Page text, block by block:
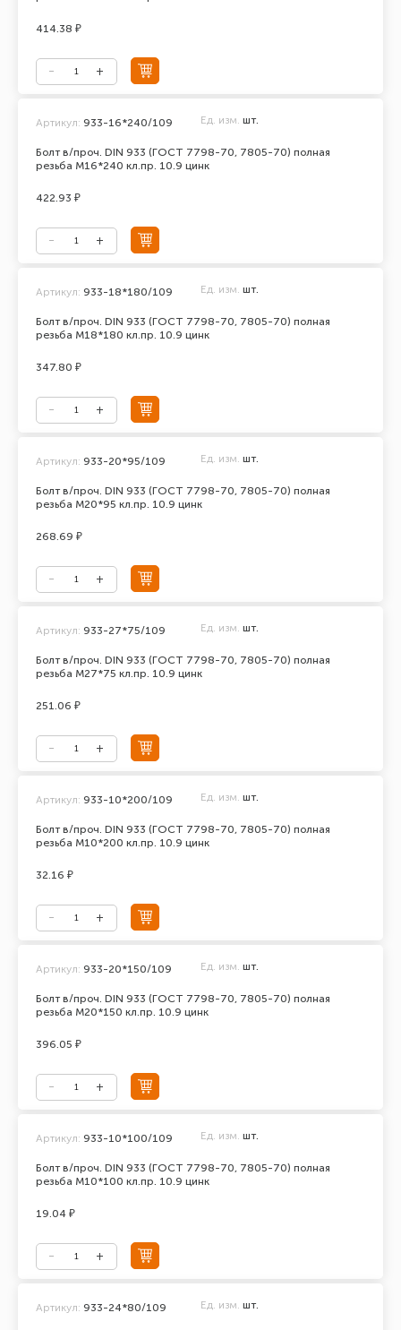
414.38 ₽
Болт в/проч. DIN 933 (ГОСТ 7798-70, 7805-70) полная
резьба М16*240 кл.пр. 10.9 цинк
Артикул: 933-16*240/109 Ед. изм. шт.
422.93 ₽
Болт в/проч. DIN 933 (ГОСТ 7798-70, 7805-70) полная
резьба М18*180 кл.пр. 10.9 цинк
Артикул: 933-18*180/109 Ед. изм. шт.
347.80 ₽
Болт в/проч. DIN 933 (ГОСТ 7798-70, 7805-70) полная
резьба М20*95 кл.пр. 10.9 цинк
Артикул: 933-20*95/109 Ед. изм. шт.
268.69 ₽
Болт в/проч. DIN 933 (ГОСТ 7798-70, 7805-70) полная
резьба М27*75 кл.пр. 10.9 цинк
Артикул: 933-27*75/109 Ед. изм. шт.
251.06 ₽
Болт в/проч. DIN 933 (ГОСТ 7798-70, 7805-70) полная
резьба М10*200 кл.пр. 10.9 цинк
Артикул: 933-10*200/109 Ед. изм. шт.
32.16 ₽
Болт в/проч. DIN 933 (ГОСТ 7798-70, 7805-70) полная
резьба М20*150 кл.пр. 10.9 цинк
Артикул: 933-20*150/109 Ед. изм. шт.
396.05 ₽
Болт в/проч. DIN 933 (ГОСТ 7798-70, 7805-70) полная
резьба М10*100 кл.пр. 10.9 цинк
Артикул: 933-10*100/109 Ед. изм. шт.
19.04 ₽
Артикул: 933-24*80/109 Ед. изм. шт.